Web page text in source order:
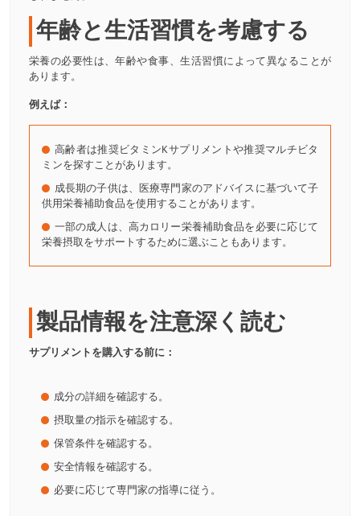
年齢と生活習慣を考慮する
栄養の必要性は、年齢や食事、生活習慣によって異なることが
あります。
例えば：
高齢者は推奨ビタミンKサプリメントや推奨マルチビタ
ミンを探すことがあります。
成長期の子供は、医療専門家のアドバイスに基づいて子
供用栄養補助食品を使用することがあります。
一部の成人は、高カロリー栄養補助食品を必要に応じて
栄養摂取をサポートするために選ぶこともあります。
製品情報を注意深く読む
サプリメントを購入する前に：
成分の詳細を確認する。
摂取量の指示を確認する。
保管条件を確認する。
安全情報を確認する。
必要に応じて専門家の指導に従う。